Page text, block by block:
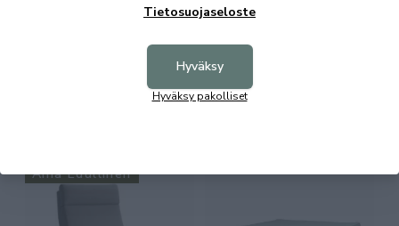
Halti 3-istuttava vuodesohva
Unico Aida recliner, Lauritzon
Aina Edullinen
Tietosuojaseloste
Hyväksy
Hyväksy pakolliset